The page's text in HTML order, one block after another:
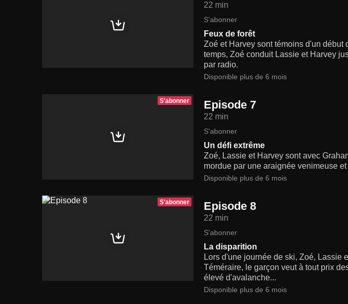
22 min
S'abonner
Feux de forêt
Zoé et Harvey sont témoins d'un
temps, Zoé conduit Lassie et Harvey
par radio.
Disponible plus de 6 mois
S'abonner Episode 7
22 min
S'abonner
Un défi extrême
Zoé, Lassie et Harvey sont avec
mordue par une araignée venimeuse
Disponible plus de 6 mois
S'abonner Episode 8
22 min
S'abonner
La disparition
Lors d'une journée de ski, Zoé, Lassie
Téméraire, le garçon veut à tout prix
élevé d'avalanche...
Disponible plus de 6 mois